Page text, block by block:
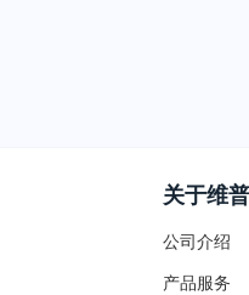
关于维普
公司介绍
产品服务